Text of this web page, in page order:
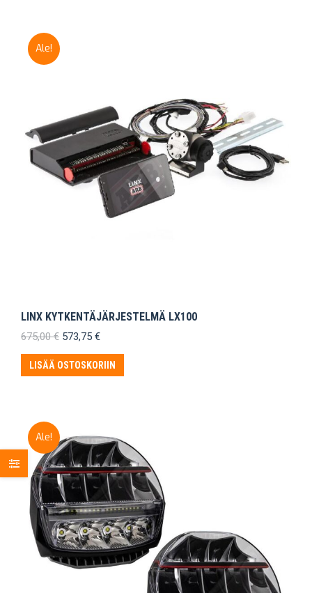
Ale!
LINX KYTKENTÄJÄRJESTELMÄ LX100
675,00€ Alkuperäinen
oli:
675,00 €.
573,75 €Nykyinen
on:
573,75 €.
LISÄÄ OSTOSKORIIN
Ale!